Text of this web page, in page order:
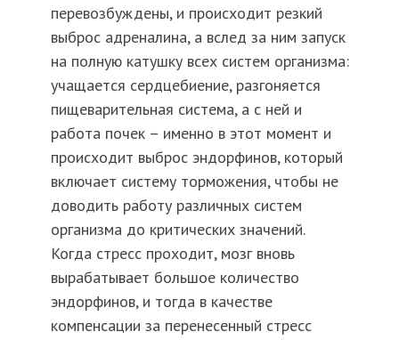
перевозбуждены, и происходит резкий
выброс адреналина, а вслед за ним запуск
на полную катушку всех систем организма:
учащается сердцебиение, разгоняется
пищеварительная система, а с ней и
работа почек – именно в этот момент и
происходит выброс эндорфинов, который
включает систему торможения, чтобы не
доводить работу различных систем
организма до критических значений.
Когда стресс проходит, мозг вновь
вырабатывает большое количество
эндорфинов, и тогда в качестве
компенсации за перенесенный стресс